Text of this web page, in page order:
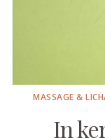
MASSAGE &
In